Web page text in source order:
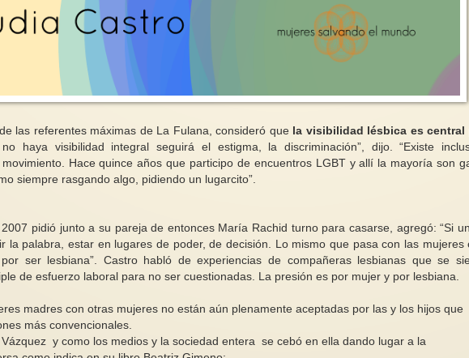
las referentes máximas de La Fulana, consideró quela visibilidad lésbica es central
no haya visibilidad integral seguirá el estigma, la discriminación”, dijo. “Existe
Hace quince años que participo de encuentros LGBT y allí la mayoría son
siempre rasgando algo, pidiendo un lugarcito”.
pidió junto a su pareja de entonces María Rachid turno para casarse, agregó: “Si
la palabra, estar en lugares de poder, de decisión. Lo mismo que pasa con las mujeres
ser lesbiana”. Castro habló de experiencias de compañeras lesbianas que se
de esfuerzo laboral para no ser cuestionadas. La presión es por mujer y por lesbiana.
madres con otras mujeres no están aún plenamente aceptadas por las y los hijos que
más convencionales.
y como los medios y la sociedad entera se cebó en ella dando lugar a la
Diálogo feminista entre libros y
brujas
En la proximidad de la
y del Día de Muertos (as), me
parece...
Portugal: Más de 24
en 2025
La asociación
- União de Mulheres
Resposta ...